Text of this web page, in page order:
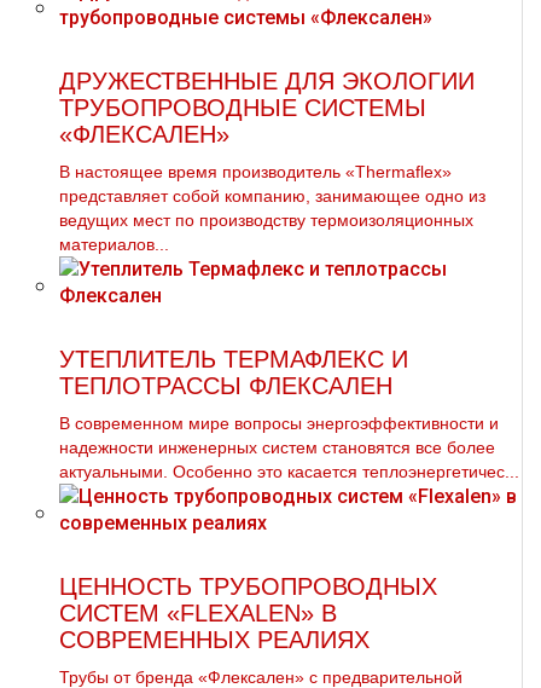
ДРУЖЕСТВЕННЫЕ ДЛЯ ЭКОЛОГИИ
ТРУБОПРОВОДНЫЕ СИСТЕМЫ
«ФЛЕКСАЛЕН»
В настоящее время производитель «Thermaflex»
представляет собой компанию, занимающее одно из
ведущих мест по производству термоизоляционных
материалов...
УТЕПЛИТЕЛЬ ТЕРМАФЛЕКС И
ТЕПЛОТРАССЫ ФЛЕКСАЛЕН
В современном мире вопросы энергоэффективности и
надежности инженерных систем становятся все более
актуальными. Особенно это касается теплоэнергетичес...
ЦЕННОСТЬ ТРУБОПРОВОДНЫХ
СИСТЕМ «FLEXALEN» В
СОВРЕМЕННЫХ РЕАЛИЯХ
Трубы от бренда «Флексален» с предварительной